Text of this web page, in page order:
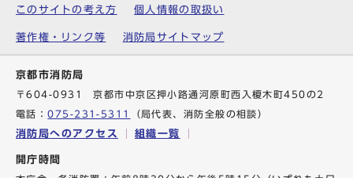
このサイトの考え方 個人情報の取扱い
著作権・リンク等 消防局サイトマップ
京都市消防局
〒604-0931 京都市中京区押小路通河原町西入榎木町450の2
電話：075-231-5311 （局代表、消防全般の相談）
消防局へのアクセス 組織一覧
開庁時間